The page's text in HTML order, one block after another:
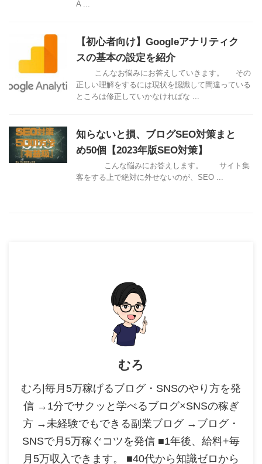
A ...
【初心者向け】Googleアナリティク
スの基本の設定を紹介
こんなお悩みにお答えしていきます。 その
正しい理解をするには現状を認識して間違っている
ところは修正していかなければな ...
知らないと損、ブログSEO対策まと
め50個【2023年版SEO対策】
こんな悩みにお答えします。 サイト集
客をする上で絶対に外せないのが、SEO ...
むろ
むろ|毎月5万稼げるブログ・SNSのやり方を発
信 →1分でサクッと学べるブログ×SNSの稼ぎ
方 →未経験でもできる副業ブログ →ブログ・
SNSで月5万稼ぐコツを発信 ■1年後、給料+毎
月5万収入できます。 ■40代から知識ゼロから